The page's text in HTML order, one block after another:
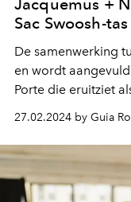
Jacquemus +
Sac Swoosh-tas
De samenwerking
en wordt
Porte die eruitziet
27.02.2024 by Guia